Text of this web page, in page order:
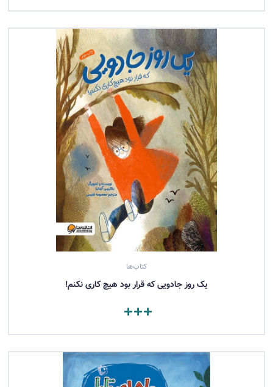
کتاب‌ها
یک روز جادویی که قرار بود هیچ کاری نکنم!
مشاهده کتاب